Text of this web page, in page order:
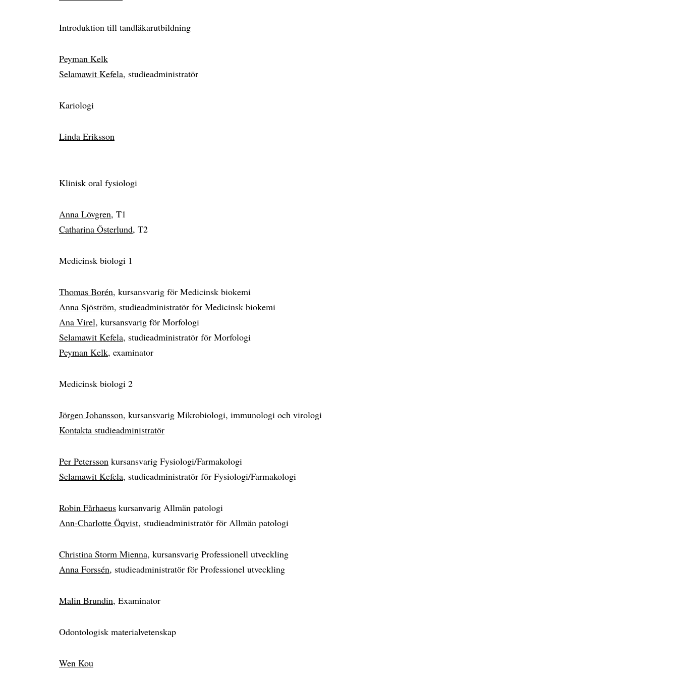
Introduktion till tandläkarutbildning
Peyman Kelk
Selamawit Kefela, studieadministratör
Kariologi
Linda Eriksson
Klinisk oral fysiologi
Anna Lövgren, T1
Catharina Österlund, T2
Medicinsk biologi 1
Thomas Borén, kursansvarig för Medicinsk biokemi
Anna Sjöström, studieadministratör för Medicinsk biokemi
Ana Virel, kursansvarig för Morfologi
Selamawit Kefela, studieadministratör för Morfologi
Peyman Kelk, examinator
Medicinsk biologi 2
Jörgen Johansson, kursansvarig Mikrobiologi, immunologi och virologi
Kontakta studieadministratör
Per Petersson kursansvarig Fysiologi/Farmakologi
Selamawit Kefela, studieadministratör för Fysiologi/Farmakologi
Robin Fårhaeus kursanvarig Allmän patologi
Ann-Charlotte Öqvist, studieadministratör för Allmän patologi
Christina Storm Mienna, kursansvarig Professionell utveckling
Anna Forssén, studieadministratör för Professionel utveckling
Malin Brundin, Examinator
Odontologisk materialvetenskap
Wen Kou